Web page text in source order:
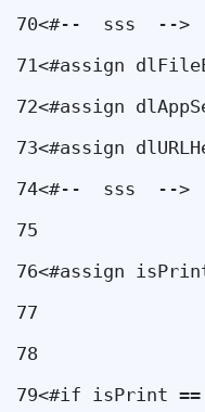
70<#--  sss  -->
71<#assign
72<#assign
73<#assign
74<#--  sss  -->
75
76<#assign
77
78
79<#if isPrint